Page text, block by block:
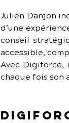
Julien Danjon
d’une
conseil
accessible,
Avec Digiforce,
chaque fois son